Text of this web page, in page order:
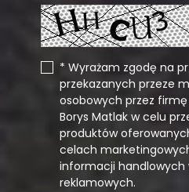
* Wyrażam zgodę na
przekazanych przeze
osobowych przez firmę
Borys Matlak w celu
produktów
celach
informacji handlowych
reklamowych.